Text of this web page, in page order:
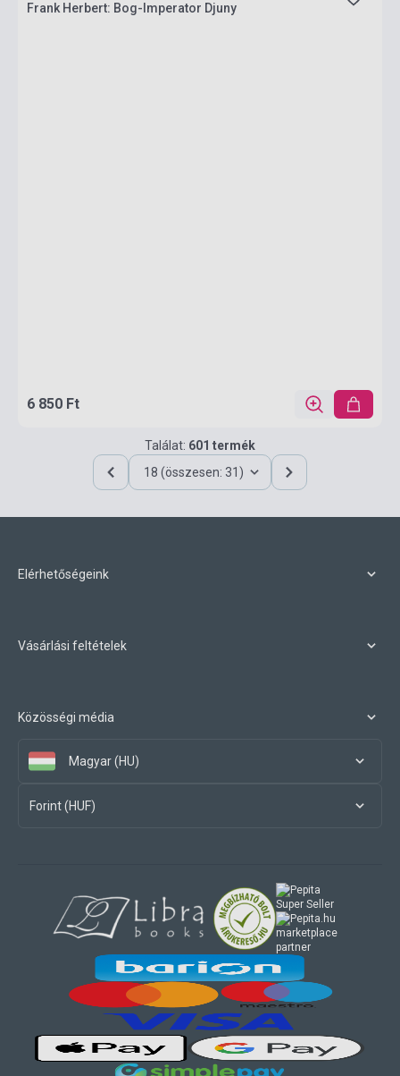
Frank Herbert: Bog-Imperator Djuny
6 850 Ft
Találat: 601 termék
18 (összesen: 31)
Elérhetőségeink
Vásárlási feltételek
Közösségi média
Magyar (HU)
Forint (HUF)
marketplace
partner